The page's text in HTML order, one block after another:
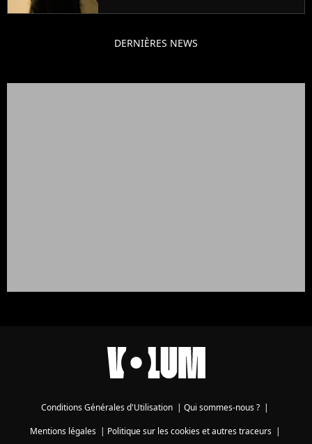
DERNIÈRES NEWS
Conditions Générales d'Utilisation | Qui sommes-nous ? |
Mentions légales| Politique sur les cookies et autres traceurs|